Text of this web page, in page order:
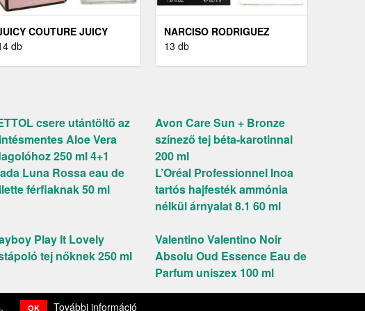
COUTURE JUICY
JUICY COUTURE
db
NARCISO RODRIGUEZ
NARCISO RODRIGUEZ FOR
13 db
csere utántöltő az
Aloe Vera
250 ml 4+1
Avon Care Sun + Bronze
színező tej béta-karotinnal
200 ml
Luna Rossa eau de
férfiaknak 50 ml
L’Oréal Professionnel Inoa
tartós hajfesték ammónia
nélkül árnyalat 8.1 60 ml
Play It Lovely
tej nőknek 250 ml
Valentino Valentino Noir
Absolu Oud Essence Eau de
Parfum uniszex 100 ml
Cookie kezelési szabályzat
OK További információ